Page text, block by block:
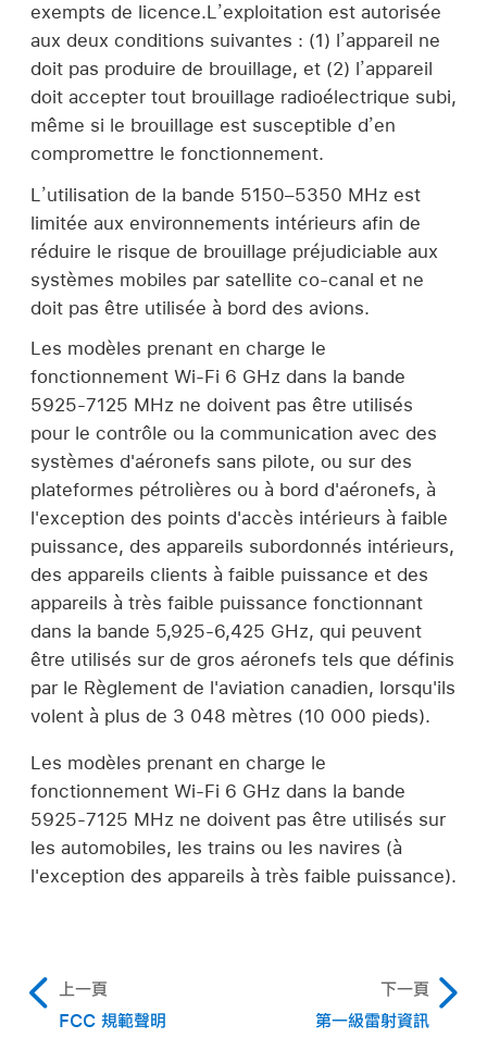
exempts de licence.L’exploitation est autorisée
aux deux conditions suivantes : (1) l’appareil ne
doit pas produire de brouillage, et (2) l’appareil
doit accepter tout brouillage radioélectrique subi,
même si le brouillage est susceptible d’en
compromettre le fonctionnement.
L’utilisation de la bande 5150–5350 MHz est
limitée aux environnements intérieurs afin de
réduire le risque de brouillage préjudiciable aux
systèmes mobiles par satellite co-canal et ne
doit pas être utilisée à bord des avions.
Les modèles prenant en charge le
fonctionnement Wi-Fi 6 GHz dans la bande
5925-7125 MHz ne doivent pas être utilisés
pour le contrôle ou la communication avec des
systèmes d'aéronefs sans pilote, ou sur des
plateformes pétrolières ou à bord d'aéronefs, à
l'exception des points d'accès intérieurs à faible
puissance, des appareils subordonnés intérieurs,
des appareils clients à faible puissance et des
appareils à très faible puissance fonctionnant
dans la bande 5,925-6,425 GHz, qui peuvent
être utilisés sur de gros aéronefs tels que définis
par le Règlement de l'aviation canadien, lorsqu'ils
volent à plus de 3 048 mètres (10 000 pieds).
Les modèles prenant en charge le
fonctionnement Wi-Fi 6 GHz dans la bande
5925-7125 MHz ne doivent pas être utilisés sur
les automobiles, les trains ou les navires (à
l'exception des appareils à très faible puissance).
上一頁
FCC 規範聲明
下一頁
第一級雷射資訊